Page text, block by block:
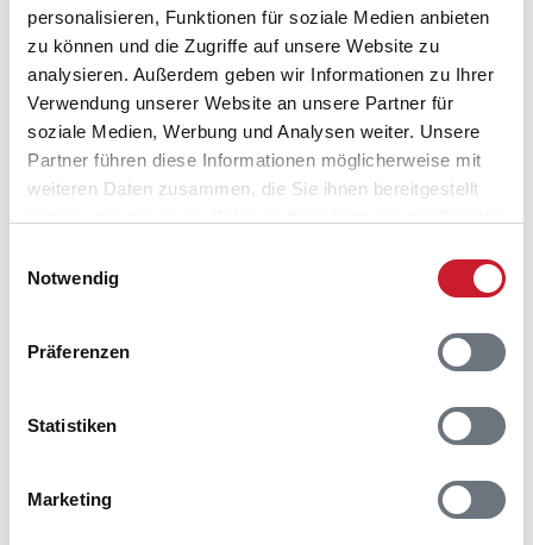
personalisieren, Funktionen für soziale Medien anbieten
zu können und die Zugriffe auf unsere Website zu
analysieren. Außerdem geben wir Informationen zu Ihrer
Verwendung unserer Website an unsere Partner für
soziale Medien, Werbung und Analysen weiter. Unsere
Partner führen diese Informationen möglicherweise mit
weiteren Daten zusammen, die Sie ihnen bereitgestellt
Notwendig
Präferenzen
Statistiken
Marketing
Anreisetag im Belegungskalender anklicken